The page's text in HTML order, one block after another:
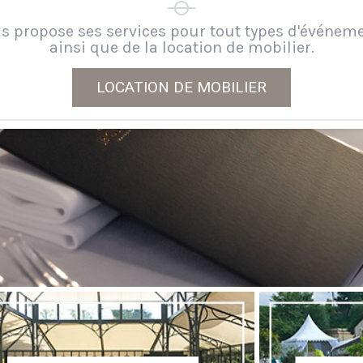
propose ses services pour tout types
ainsi que de la location de mobilier.
LOCATION DE MOBILIER